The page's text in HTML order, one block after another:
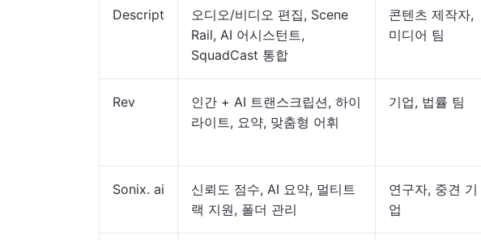
Descript
오디오/비디오 편집, Scene
Rail, AI 어시스턴트,
SquadCast 통합
콘텐츠 제작자,
미디어 팀
Rev
인간 + AI 트랜스크립션, 하이
라이트, 요약, 맞춤형 어휘
기업, 법률 팀
Sonix. ai
신뢰도 점수, AI 요약, 멀티트
랙 지원, 폴더 관리
연구자, 중견 기
업